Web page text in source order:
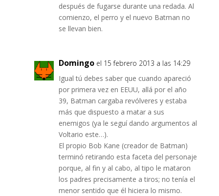
después de fugarse durante una redada. Al
comienzo, el perro y el nuevo Batman no
se llevan bien.
Domingo el 15 febrero 2013 a las 14:29
Igual tú debes saber que cuando apareció
por primera vez en EEUU, allá por el año
39, Batman cargaba revólveres y estaba
más que dispuesto a matar a sus
enemigos (ya le seguí dando argumentos al
Voltario este…).
El propio Bob Kane (creador de Batman)
terminó retirando esta faceta del personaje
porque, al fin y al cabo, al tipo le mataron
los padres precisamente a tiros; no tenía el
menor sentido que él hiciera lo mismo.